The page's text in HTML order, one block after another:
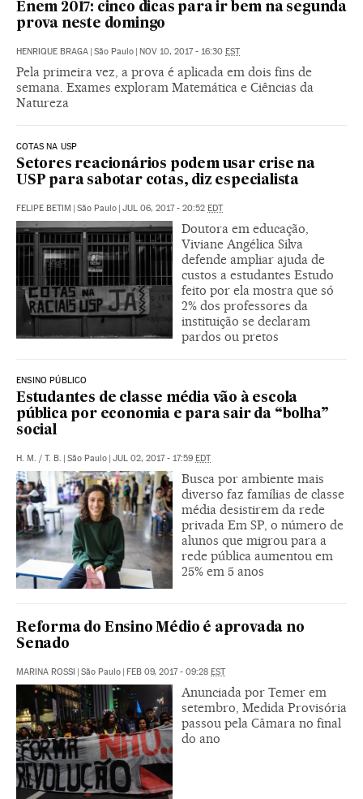
Enem 2017: cinco dicas para ir bem na segunda
prova neste domingo
HENRIQUE BRAGA | São Paulo | NOV 10, 2017 - 16:30 EST
Pela primeira vez, a prova é aplicada em dois fins de
semana. Exames exploram Matemática e Ciências da
Natureza
COTAS NA USP
Setores reacionários podem usar crise na
USP para sabotar cotas, diz especialista
FELIPE BETIM | São Paulo | JUL 06, 2017 - 20:52 EDT
Doutora em educação,
Viviane Angélica Silva
defende ampliar ajuda de
custos a estudantes Estudo
feito por ela mostra que só
2% dos professores da
instituição se declaram
pardos ou pretos
ENSINO PÚBLICO
Estudantes de classe média vão à escola
pública por economia e para sair da “bolha”
social
H. M. / T. B. | São Paulo | JUL 02, 2017 - 17:59 EDT
Busca por ambiente mais
diverso faz famílias de classe
média desistirem da rede
privada Em SP, o número de
alunos que migrou para a
rede pública aumentou em
25% em 5 anos
Reforma do Ensino Médio é aprovada no
Senado
MARINA ROSSI | São Paulo | FEB 09, 2017 - 09:28 EST
Anunciada por Temer em
setembro, Medida Provisória
passou pela Câmara no final
do ano